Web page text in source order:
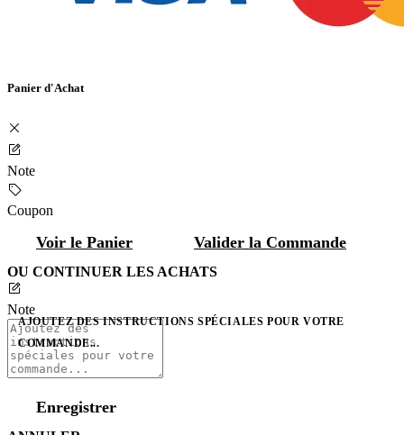
Panier d'Achat
Note
Coupon
Voir le Panier Valider la Commande
OU CONTINUER LES ACHATS
Note
AJOUTEZ DES INSTRUCTIONS SPÉCIALES POUR VOTRE
COMMANDE...
Enregistrer